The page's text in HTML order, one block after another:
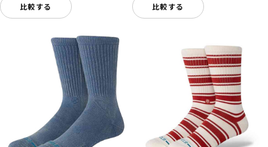
比較する 比較する